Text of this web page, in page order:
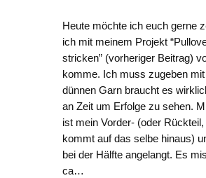
Heute möchte ich euch gerne
ich mit meinem Projekt
stricken” (vorheriger Beitrag)
komme. Ich muss zugeben
dünnen Garn braucht es
an Zeit um Erfolge zu sehen.
ist mein Vorder- (oder Rückteil,
kommt auf das selbe hinaus)
bei der Hälfte angelangt. Es
ca…